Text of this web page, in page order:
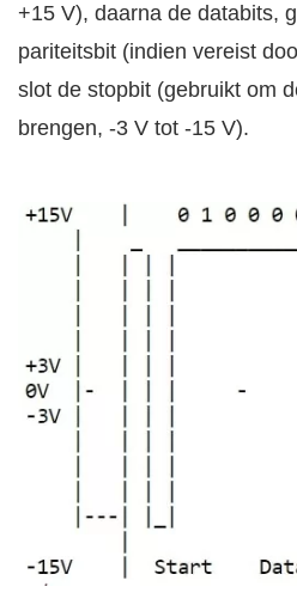
+15 V), daarna de databits,
pariteitsbit (indien vereist
slot de stopbit (gebruikt om
brengen, -3 V tot -15 V).